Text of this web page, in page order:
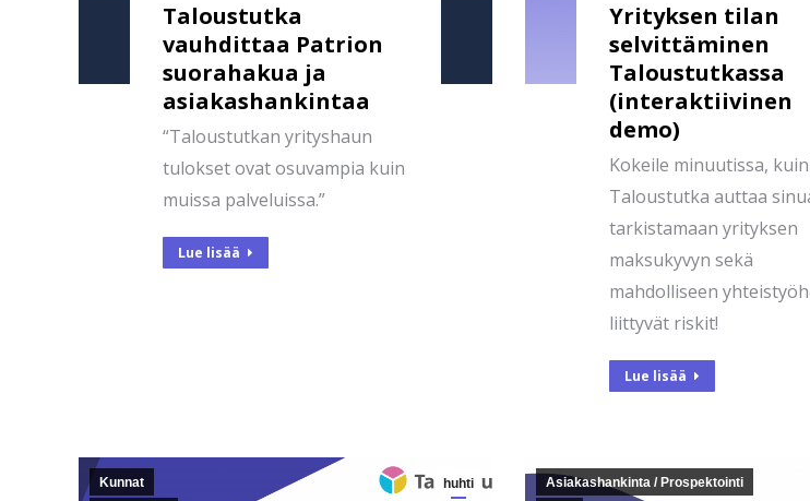
Taloustutka
vauhdittaa Patrion
suorahakua ja
asiakashankintaa
“Taloustutkan yrityshaun
tulokset ovat osuvampia kuin
muissa palveluissa.”
Lue lisää
Yrityksen tilan
selvittäminen
Taloustutkassa
(interaktiivinen
demo)
Kokeile minuutissa,
Taloustutka auttaa
tarkistamaan yrityksen
maksukyvyn sekä
mahdolliseen
liittyvät riskit!
Lue lisää
huhti
Kunnat
Asiakashankinta / Prospektointi